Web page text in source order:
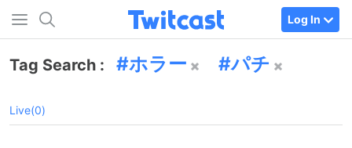
Log In
Tag Search : ホラー パチ
Live(0)